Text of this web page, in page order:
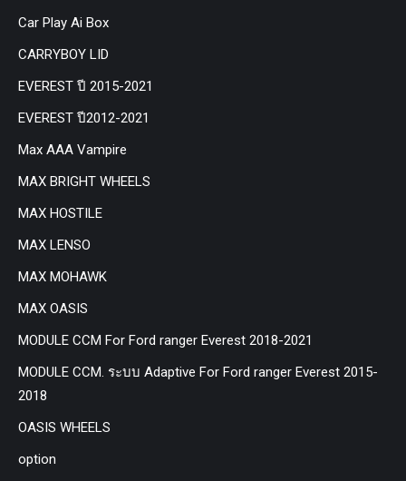
Car Play Ai Box
CARRYBOY LID
EVEREST ปี 2015-2021
EVEREST ปี2012-2021
Max AAA Vampire
MAX BRIGHT WHEELS
MAX HOSTILE
MAX LENSO
MAX MOHAWK
MAX OASIS
MODULE CCM For Ford ranger Everest 2018-2021
MODULE CCM. ระบบ Adaptive For Ford ranger Everest 2015-
2018
OASIS WHEELS
option